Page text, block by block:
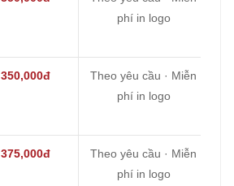
phí in logo
350,000đ
Theo yêu cầu · Miễn
phí in logo
375,000đ
Theo yêu cầu · Miễn
phí in logo